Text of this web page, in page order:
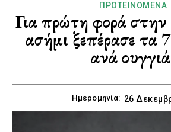
ΠΡΟΤΕΙΝΌΜΕΝΑ
Για πρώτη φορά στην
ασήμι ξεπέρασε τα
ανά
Ημερομηνία: 26